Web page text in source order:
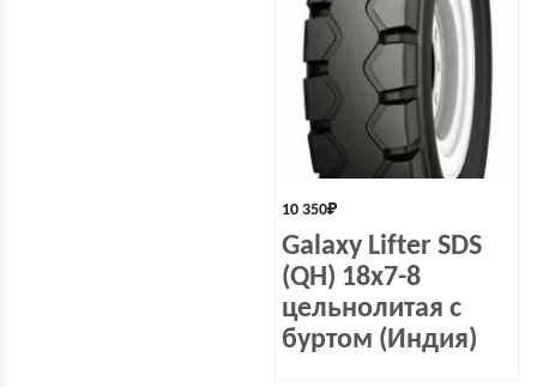
10 350₽
Galaxy Lifter SDS
(QH) 18x7-8
цельнолитая с
буртом (Индия)